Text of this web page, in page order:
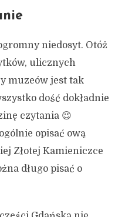
niedosyt. Otóż
ulicznych
muzeów jest tak
dość dokładnie
czytania 😉
opisać ową
Złotej Kamieniczce
długo pisać o